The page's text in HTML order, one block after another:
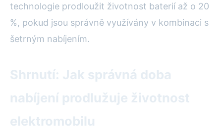
technologie prodloužit životnost baterií až o 20
%, pokud jsou správně využívány v kombinaci s
šetrným nabíjením.
Shrnutí: Jak správná doba
nabíjení prodlužuje životnost
elektromobilu